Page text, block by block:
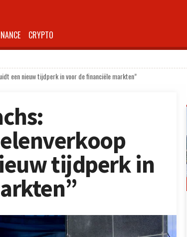
CRYPTO
een nieuw tijdperk in voor de financiële markten”
tijdperk in